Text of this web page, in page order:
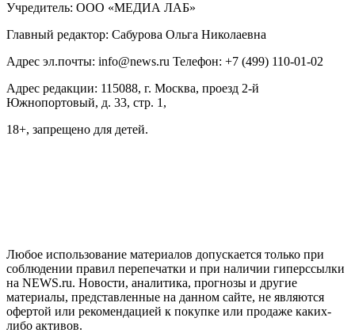
Учредитель: ООО «МЕДИА ЛАБ»
Главный редактор: Сабурова Ольга Николаевна
Адрес эл.почты: info@news.ru Телефон: +7 (499) 110-01-02
Адрес редакции: 115088, г. Москва, проезд 2-й
Южнопортовый, д. 33, стр. 1,
18+, запрещено для детей.
Любое использование материалов допускается только при
соблюдении правил перепечатки и при наличии гиперссылки
на NEWS.ru. Новости, аналитика, прогнозы и другие
материалы, представленные на данном сайте, не являются
офертой или рекомендацией к покупке или продаже каких-
либо активов.